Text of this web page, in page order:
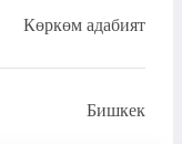
Көркөм адабият
Бишкек